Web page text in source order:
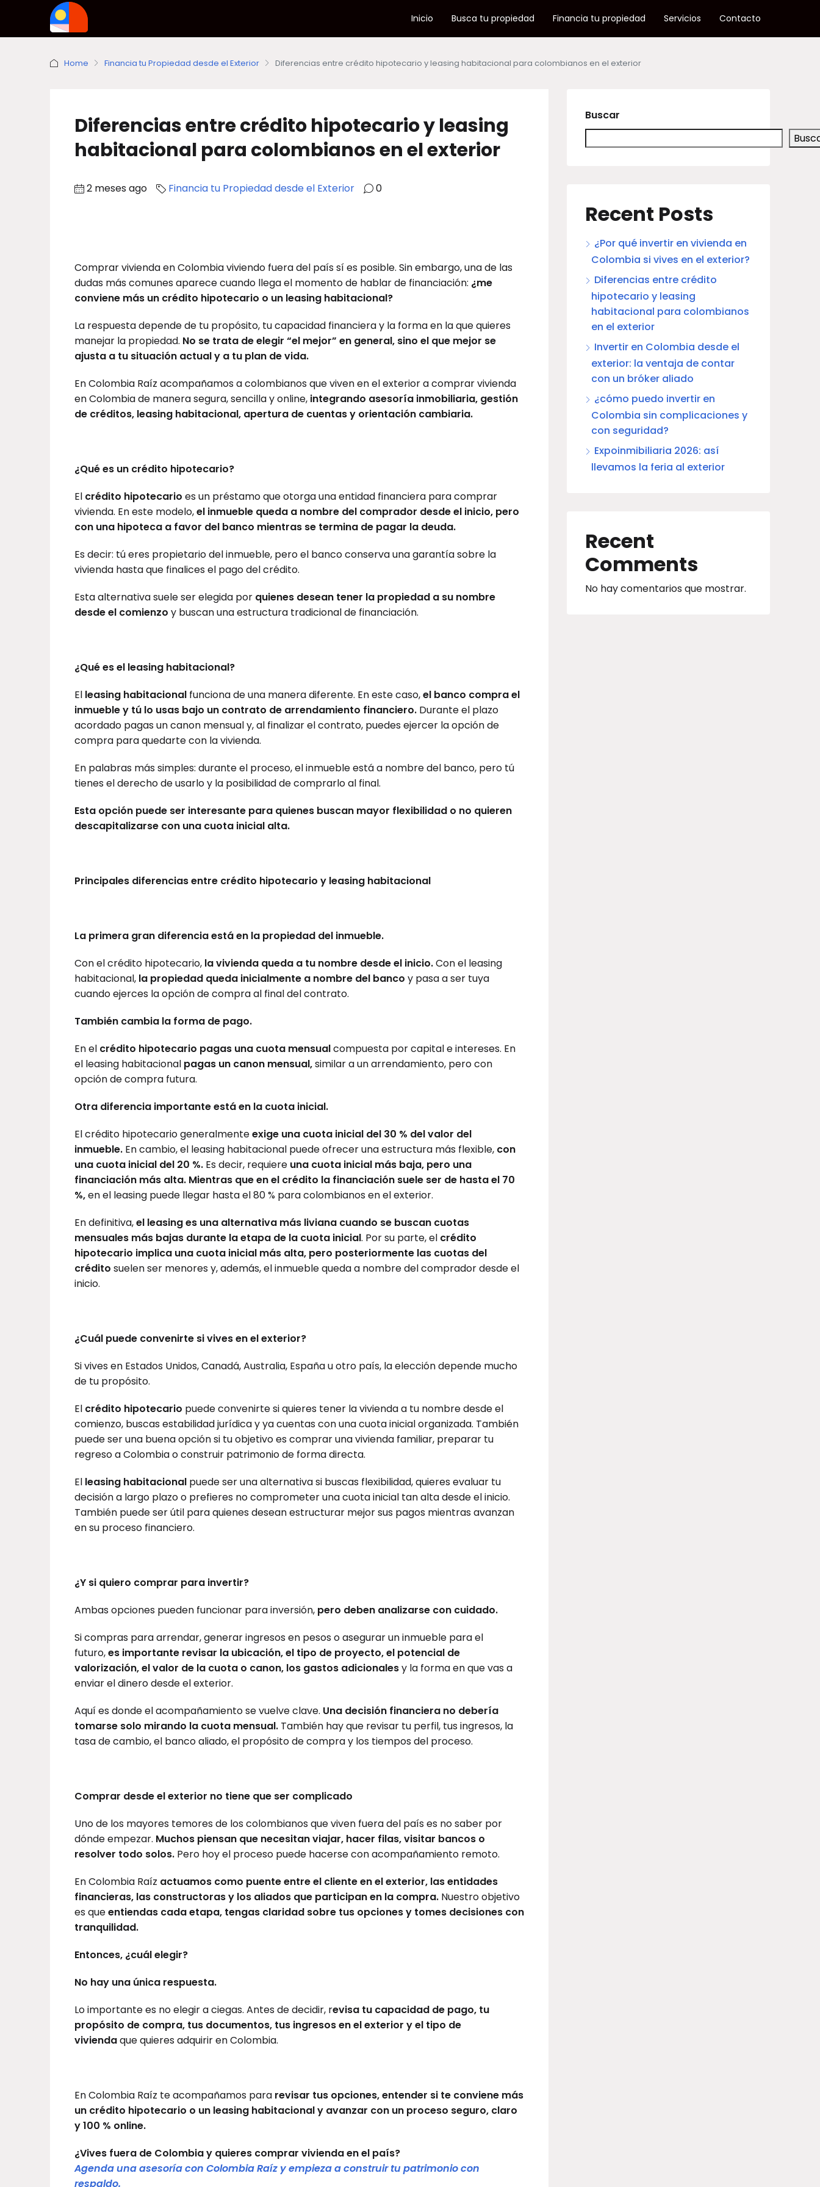
Inicio Busca tu propiedad Financia tu propiedad Servicios Contacto
Home Financia tu Propiedad desde el Exterior Diferencias entre crédito hipotecario y leasing habitacional para colombianos en el exterior
Diferencias entre crédito hipotecario y leasing
habitacional para colombianos en el exterior
2 meses ago Financia tu Propiedad desde el Exterior 0
Comprar vivienda en Colombia viviendo fuera del país sí es posible. Sin embargo, una de las
dudas más comunes aparece cuando llega el momento de hablar de financiación: ¿me
conviene más un crédito hipotecario o un leasing habitacional?
La respuesta depende de tu propósito, tu capacidad financiera y la forma en la que quieres
manejar la propiedad. No se trata de elegir “el mejor” en general, sino el que mejor se
ajusta a tu situación actual y a tu plan de vida.
En Colombia Raíz acompañamos a colombianos que viven en el exterior a comprar vivienda
en Colombia de manera segura, sencilla y online, integrando asesoría inmobiliaria, gestión
de créditos, leasing habitacional, apertura de cuentas y orientación cambiaria.
¿Qué es un crédito hipotecario?
El crédito hipotecario es un préstamo que otorga una entidad financiera para comprar
vivienda. En este modelo,el inmueble queda a nombre del comprador desde el inicio, pero
con una hipoteca a favor del banco mientras se termina de pagar la deuda.
Es decir: tú eres propietario del inmueble, pero el banco conserva una garantía sobre la
vivienda hasta que finalices el pago del crédito.
Esta alternativa suele ser elegida por quienes desean tener la propiedad a su nombre
desde el comienzo y buscan una estructura tradicional de financiación.
¿Qué es el leasing habitacional?
El leasing habitacional funciona de una manera diferente. En este caso,el banco compra el
inmueble y tú lo usas bajo un contrato de arrendamiento financiero. Durante el plazo
acordado pagas un canon mensual y, al finalizar el contrato, puedes ejercer la opción de
compra para quedarte con la vivienda.
En palabras más simples: durante el proceso, el inmueble está a nombre del banco, pero tú
tienes el derecho de usarlo y la posibilidad de comprarlo al final.
Esta opción puede ser interesante para quienes buscan mayor flexibilidad o no quieren
descapitalizarse con una cuota inicial alta.
Principales diferencias entre crédito hipotecario y leasing habitacional
La primera gran diferencia está en la propiedad del inmueble.
Con el crédito hipotecario, la vivienda queda a tu nombre desde el inicio.Con el leasing
habitacional, la propiedad queda inicialmente a nombre del banco y pasa a ser tuya
cuando ejerces la opción de compra al final del contrato.
También cambia la forma de pago.
En el crédito hipotecario pagas una cuota mensualcompuesta por capital e intereses. En
el leasing habitacional pagas un canon mensual,similar a un arrendamiento, pero con
opción de compra futura.
Otra diferencia importante está en la cuota inicial.
El crédito hipotecario generalmenteexige una cuota inicial del 30 % del valor del
inmueble. En cambio, el leasing habitacional puede ofrecer una estructura más flexible, con
una cuota inicial del 20 %. Es decir, requiere una cuota inicial más baja, pero una
financiación más alta. Mientras que en el crédito la financiación suele ser de hasta el 70
%,en el leasing puede llegar hasta el 80 % para colombianos en el exterior.
En definitiva,el leasing es una alternativa más liviana cuando se buscan cuotas
mensuales más bajas durante la etapa de la cuota inicial. Por su parte, el crédito
hipotecario implica una cuota inicial más alta, pero posteriormente las cuotas del
crédito suelen ser menores y, además, el inmueble queda a nombre del comprador desde el
inicio.
¿Cuál puede convenirte si vives en el exterior?
Si vives en Estados Unidos, Canadá, Australia, España u otro país, la elección depende mucho
de tu propósito.
El crédito hipotecario puede convenirte si quieres tener la vivienda a tu nombre desde el
comienzo, buscas estabilidad jurídica y ya cuentas con una cuota inicial organizada. También
puede ser una buena opción si tu objetivo es comprar una vivienda familiar, preparar tu
regreso a Colombia o construir patrimonio de forma directa.
El leasing habitacional puede ser una alternativa si buscas flexibilidad, quieres evaluar tu
decisión a largo plazo o prefieres no comprometer una cuota inicial tan alta desde el inicio.
También puede ser útil para quienes desean estructurar mejor sus pagos mientras avanzan
en su proceso financiero.
¿Y si quiero comprar para invertir?
Ambas opciones pueden funcionar para inversión, pero deben analizarse con cuidado.
Si compras para arrendar, generar ingresos en pesos o asegurar un inmueble para el
futuro,es importante revisar la ubicación, el tipo de proyecto, el potencial de
valorización, el valor de la cuota o canon, los gastos adicionalesy la forma en que vas a
enviar el dinero desde el exterior.
Aquí es donde el acompañamiento se vuelve clave. Una decisión financiera no debería
tomarse solo mirando la cuota mensual. También hay que revisar tu perfil, tus ingresos, la
tasa de cambio, el banco aliado, el propósito de compra y los tiempos del proceso.
Comprar desde el exterior no tiene que ser complicado
Uno de los mayores temores de los colombianos que viven fuera del país es no saber por
dónde empezar. Muchos piensan que necesitan viajar, hacer filas, visitar bancos o
resolver todo solos. Pero hoy el proceso puede hacerse con acompañamiento remoto.
En Colombia Raíz actuamos como puente entre el cliente en el exterior, las entidades
financieras, las constructoras y los aliados que participan en la compra. Nuestro objetivo
es queentiendas cada etapa, tengas claridad sobre tus opciones y tomes decisiones con
tranquilidad.
Entonces, ¿cuál elegir?
No hay una única respuesta.
Lo importante es no elegir a ciegas. Antes de decidir, revisa tu capacidad de pago, tu
propósito de compra, tus documentos, tus ingresos en el exterior y el tipo de
viviendaque quieres adquirir en Colombia.
En Colombia Raíz te acompañamos para revisar tus opciones, entender si te conviene más
un crédito hipotecario o un leasing habitacional y avanzar con un proceso seguro, claro
y 100 % online.
¿Vives fuera de Colombia y quieres comprar vivienda en el país?
Agenda una asesoría con Colombia Raíz y empieza a construir tu patrimonio con
respaldo.
Buscar
Recent Posts
¿Por qué invertir en vivienda en
Colombia si vives en el exterior?
Diferencias entre crédito
hipotecario y leasing
habitacional para colombianos
en el exterior
Invertir en Colombia desde el
exterior: la ventaja de contar
con un bróker aliado
¿cómo puedo invertir en
Colombia sin complicaciones y
con seguridad?
Expoinmibiliaria 2026: así
llevamos la feria al exterior
Recent
Comments
No hay comentarios que mostrar.